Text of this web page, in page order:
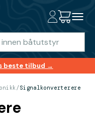
beste tilbud →
/Signalkonverterere